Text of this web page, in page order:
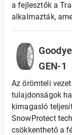
a fejlesztők a
alkalmazták,
GEN-1
Az örömteli
tulajdonságok
kimagasló
SnowProtect
csökkenthető a